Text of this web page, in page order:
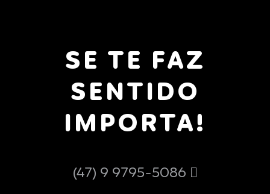
SE TE FAZ
SENTIDO
IMPORTA!
(47) 9 9795-5086